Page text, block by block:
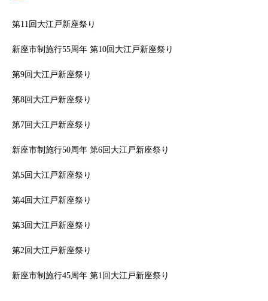
第11回大江戸新座祭り
新座市制施行55周年 第10回大江戸新座祭り
第9回大江戸新座祭り
第8回大江戸新座祭り
第7回大江戸新座祭り
新座市制施行50周年 第6回大江戸新座祭り
第5回大江戸新座祭り
第4回大江戸新座祭り
第3回大江戸新座祭り
第2回大江戸新座祭り
新座市制施行45周年 第1回大江戸新座祭り